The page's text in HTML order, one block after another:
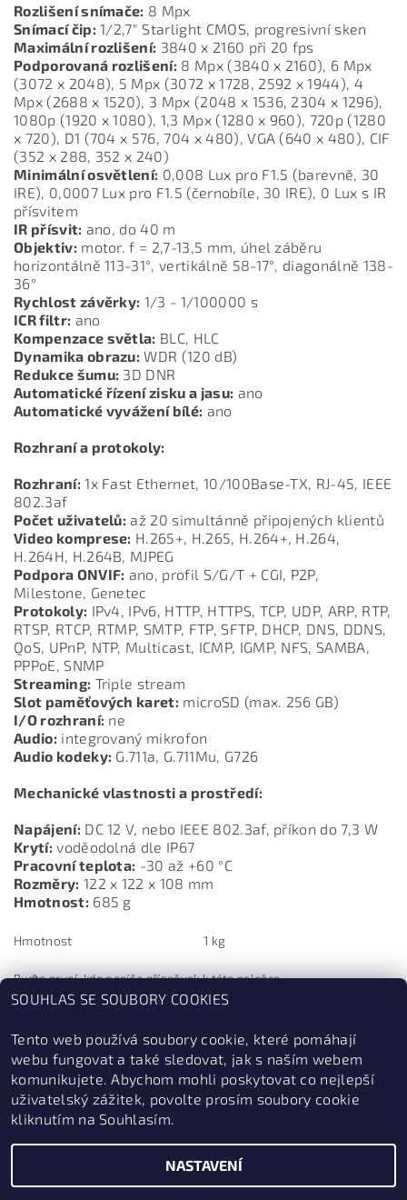
Rozlišení snímače: 8 Mpx
Snímací čip: 1/2,7" Starlight CMOS, progresivní sken
Maximální rozlišení: 3840 x 2160 při 20 fps
Podporovaná rozlišení: 8 Mpx (3840 x 2160), 6 Mpx
(3072 x 2048), 5 Mpx (3072 x 1728, 2592 x 1944), 4
Mpx (2688 x 1520), 3 Mpx (2048 x 1536, 2304 x 1296),
1080p (1920 x 1080), 1,3 Mpx (1280 x 960), 720p (1280
x 720), D1 (704 x 576, 704 x 480), VGA (640 x 480), CIF
(352 x 288, 352 x 240)
Minimální osvětlení: 0,008 Lux pro F1.5 (barevně, 30
IRE), 0,0007 Lux pro F1.5 (černobíle, 30 IRE), 0 Lux s IR
přísvitem
IR přísvit: ano, do 40 m
Objektiv: motor. f = 2,7-13,5 mm, úhel záběru
horizontálně 113-31°, vertikálně 58-17°, diagonálně 138-
36°
Rychlost závěrky: 1/3 - 1/100000 s
ICR filtr: ano
Kompenzace světla: BLC, HLC
Dynamika obrazu: WDR (120 dB)
Redukce šumu: 3D DNR
Automatické řízení zisku a jasu: ano
Automatické vyvážení bílé: ano
Rozhraní a protokoly:
Rozhraní: 1x Fast Ethernet, 10/100Base-TX, RJ-45, IEEE
802.3af
Počet uživatelů: až 20 simultánně připojených klientů
Video komprese: H.265+, H.265, H.264+, H.264,
H.264H, H.264B, MJPEG
Podpora ONVIF: ano, profil S/G/T + CGI, P2P,
Milestone, Genetec
Protokoly: IPv4, IPv6, HTTP, HTTPS, TCP, UDP, ARP, RTP,
RTSP, RTCP, RTMP, SMTP, FTP, SFTP, DHCP, DNS, DDNS,
QoS, UPnP, NTP, Multicast, ICMP, IGMP, NFS, SAMBA,
PPPoE, SNMP
Streaming: Triple stream
Slot paměťových karet: microSD (max. 256 GB)
I/O rozhraní: ne
Audio: integrovaný mikrofon
Audio kodeky: G.711a, G.711Mu, G726
Mechanické vlastnosti a prostředí:
Napájení: DC 12 V, nebo IEEE 802.3af, příkon do 7,3 W
Krytí: voděodolná dle IP67
Pracovní teplota: -30 až +60 °C
Rozměry: 122 x 122 x 108 mm
Hmotnost: 685 g
Hmotnost 1 kg
Buďte první, kdo napíše příspěvek k této položce.
2026 © ZabezpečSe.cz, všechna práva vyhrazena
SOUHLAS SE SOUBORY COOKIES
Tento web používá soubory cookie, které pomáhají
webu fungovat a také sledovat, jak s naším webem
komunikujete. Abychom mohli poskytovat co nejlepší
uživatelský zážitek, povolte prosím soubory cookie
kliknutím na Souhlasím.
NASTAVENÍ